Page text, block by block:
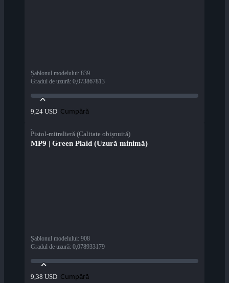
Șablonul modelului: 839
Gradul de uzură: 0,073867813
9,24 USD Cumpără
Pistol-mitralieră (Calitate obișnuită)
MP9 | Green Plaid (Uzură minimă)
Șablonul modelului: 908
Gradul de uzură: 0,078933179
9,38 USD Cumpără